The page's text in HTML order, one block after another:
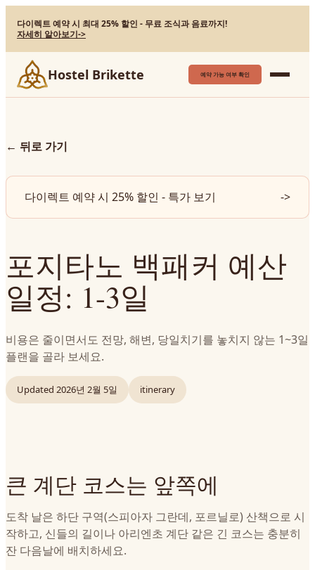
다이렉트 예약 시 최대 25% 할인 - 무료 조식과 음료까지!
자세히 알아보기->
Hostel Brikette 예약 가능 여부 확인
← 뒤로 가기
다이렉트 예약 시 25% 할인 - 특가 보기 ->
포지타노 백패커 예산
일정: 1-3일
비용은 줄이면서도 전망, 해변, 당일치기를 놓치지 않는 1~3일
플랜을 골라 보세요.
Updated 2026년 2월 5일 itinerary
큰 계단 코스는 앞쪽에
도착 날은 하단 구역(스피아자 그란데, 포르닐로) 산책으로 시
작하고, 신들의 길이나 아리엔초 계단 같은 긴 코스는 충분히
잔 다음날에 배치하세요.